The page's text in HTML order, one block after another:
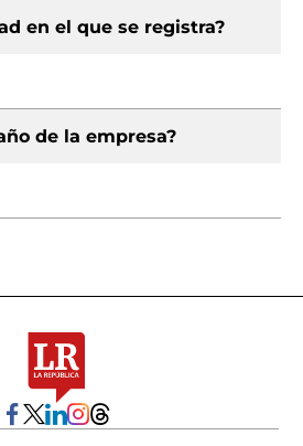
en el que se registra?
de la empresa?